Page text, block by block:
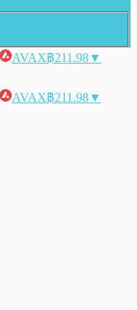
AVAX฿211.98▼
AVAX฿211.98▼